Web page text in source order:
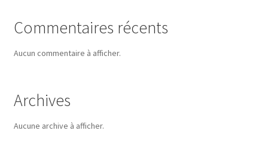
Commentaires récents
Aucun commentaire à afficher.
Archives
Aucune archive à afficher.